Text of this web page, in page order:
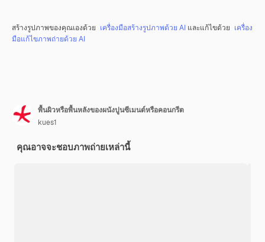
สร้างรูปภาพของคุณเองด้วย เครื่องมือสร้างรูปภาพด้วย AI และแก้ไขด้วย เครื่อง
มือแก้ไขภาพถ่ายด้วย AI
พื้นผิวหรือพื้นหลังของผนังปูนซีเมนต์หรือคอนกรีต
kues1
คุณอาจจะชอบภาพถ่ายเหล่านี้